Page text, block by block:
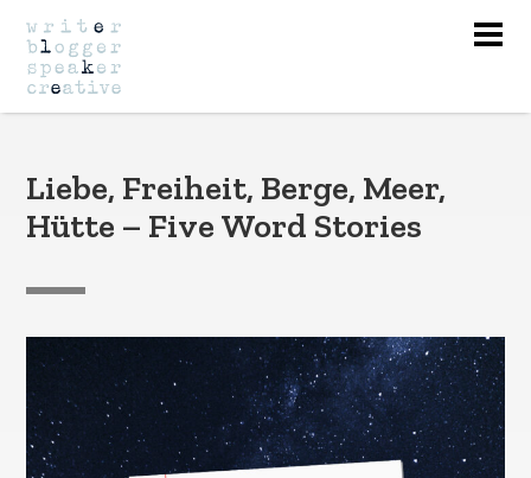
Liebe, Freiheit, Berge, Meer,
Hütte – Five Word Stories